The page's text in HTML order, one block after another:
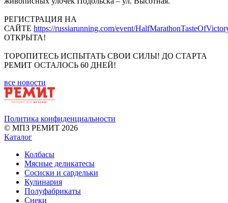
РЕГИСТРАЦИЯ НА
САЙТЕ https://russiarunning.com/event/
ОТКРЫТА!
ТОРОПИТЕСЬ ИСПЫТАТЬ СВОИ СИЛЫ! ДО СТАРТА
РЕМИТ ОСТАЛОСЬ 60 ДНЕЙ!
все новости
Политика конфиденциальности
© МПЗ РЕМИТ 2026
Каталог
Колбасы
Мясные деликатесы
Сосиски и сардельки
Кулинария
Полуфабрикаты
Снеки